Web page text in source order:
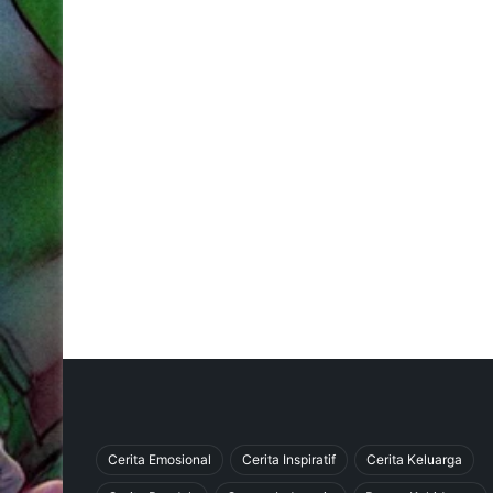
Cerita Emosional Cerita Inspiratif Cerita Keluarga